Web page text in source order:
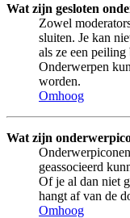
Wat zijn gesloten
Zowel
sluiten. Je kan
als ze een peiling
Onderwerpen
worden.
Omhoog
Wat zijn
geassocieerd
Of je al dan niet
hangt af van de
Omhoog